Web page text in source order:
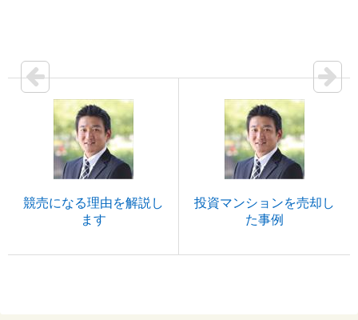
競売になる理由を解説し
ます
投資マンションを売却し
た事例